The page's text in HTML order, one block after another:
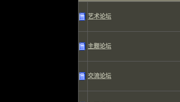
艺术论坛
主题论坛
交流论坛